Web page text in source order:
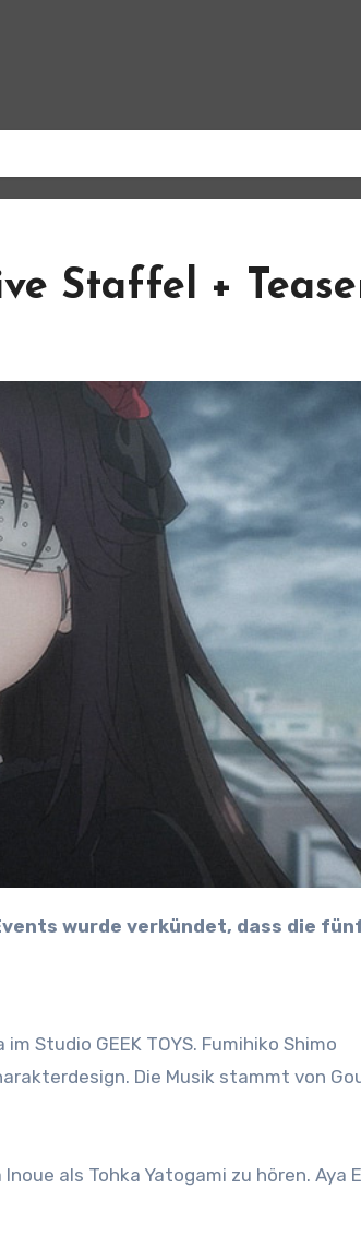
Staffel +
wurde verkündet, dass die
Studio GEEK TOYS. Fumihiko Shimo
Die Musik stammt von
als Tohka Yatogami zu hören. Aya